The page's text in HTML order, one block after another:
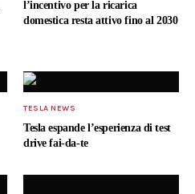
l’incentivo per la ricarica
domestica resta attivo fino al 2030
TESLA NEWS
Tesla espande l’esperienza di test
drive fai-da-te